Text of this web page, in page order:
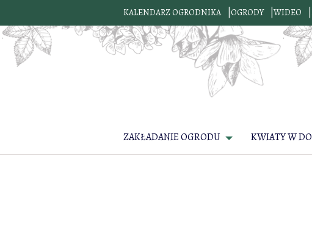
KALENDARZ OGRODNIKA OGRODY WIDEO
ZAKŁADANIE OGRODU KWIATY W